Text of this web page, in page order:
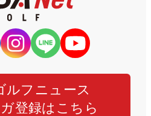
ルフニュース
登録はこちら